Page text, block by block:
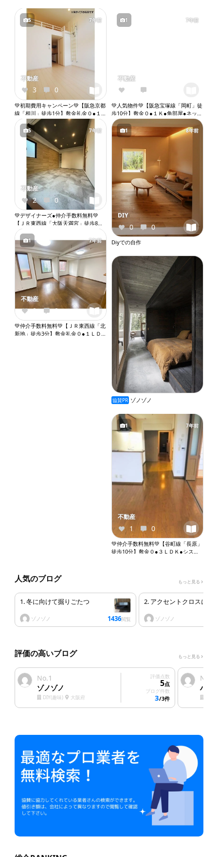
5 7年前
3 0
💚初期費用キャンペーン💚【阪急京都
線「相川」徒歩1分】敷金礼金０●１
Ｋ●ロフト●角部屋●ネット無料●２口
ガスコンロ●バストイレ別●ウォシュ
レット●独立洗面台●室内洗濯機置き
場●プロパンガス『X116』
不動産
5 7年前
2 0
💚デザイナーズ●仲介手数料無料💚
【ＪＲ東西線「大阪天満宮」徒歩8
分】敷金礼金０●１Ｋ●ペット相談●バ
ストイレ別●室内洗濯機置き場●オー
トロック●エレベーター『X112』
不動産
1 7年前
0 0
💚仲介手数料無料💚【ＪＲ東西線「北
新地」徒歩3分】敷金礼金０●１ＬＤ
不動産
1 7年前
💚人気物件💚【阪急宝塚線「岡町」徒
歩10分】敷金０●１Ｋ●角部屋●ネット
無料●バストイレ別●エアコン●収納●
バルコニー『X074』
不動産
1 8年前
0 0
Diyでの自作
DIY
協賛PR ゾノゾノ
1 7年前
1 0
💚仲介手数料無料💚【谷町線「長原」
徒歩10分】敷金０●３ＬＤＫ●システ
不動産
人気のブログ もっと見る
1. 冬に向けて掘りごたつ
ゾノゾノ 1436閲覧
2. アクセントクロスにし
ゾノゾノ
評価の高いブログ もっと見る
No.1
ゾノゾノ
DIY(趣味) 大阪府
評価点数
5点
ブログ件数
3/3件
No.
ハウ